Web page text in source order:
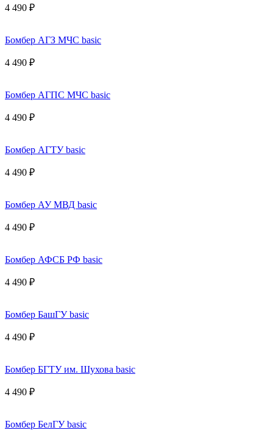
4 490 ₽
Бомбер АГЗ МЧС basic
4 490 ₽
Бомбер АГПС МЧС basic
4 490 ₽
Бомбер АГТУ basic
4 490 ₽
Бомбер АУ МВД basic
4 490 ₽
Бомбер АФСБ РФ basic
4 490 ₽
Бомбер БашГУ basic
4 490 ₽
Бомбер БГТУ им. Шухова basic
4 490 ₽
Бомбер БелГУ basic